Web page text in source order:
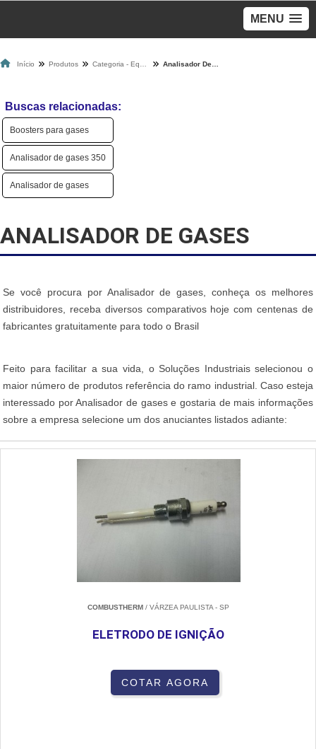
MENU
Início Produtos
Buscas relacionadas:
Boosters para gases
Analisador de gases 350
Analisador de gases
ANALISADOR DE GASES
Se você procura por Analisador de gases, conheça os melhores
distribuidores, receba diversos comparativos hoje com centenas de
fabricantes gratuitamente para todo o Brasil
Feito para facilitar a sua vida, o Soluções Industriais selecionou o
maior número de produtos referência do ramo industrial. Caso esteja
interessado por Analisador de gases e gostaria de mais informações
sobre a empresa selecione um dos anuciantes listados adiante:
COMBUSTHERM / VÁRZEA PAULISTA - SP
ELETRODO DE IGNIÇÃO
COTAR AGORA